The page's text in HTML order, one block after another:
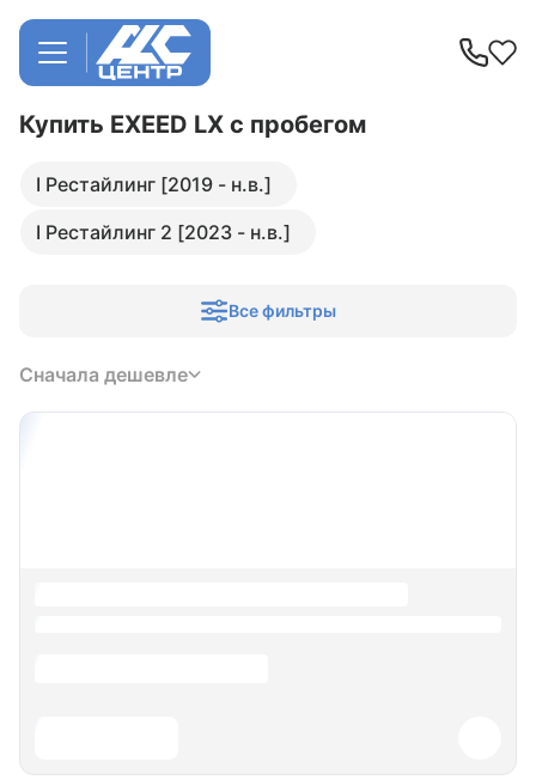
Купить EXEED LX с пробегом
I Рестайлинг [2019 - н.в.]
I Рестайлинг 2 [2023 - н.в.]
Все фильтры
Сначала дешевле